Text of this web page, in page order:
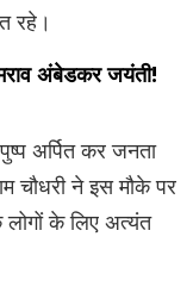
रहे।
अंबेडकर जयंती!
अर्पित कर जनता
चौधरी ने इस मौके पर
लोगों के लिए अत्यंत